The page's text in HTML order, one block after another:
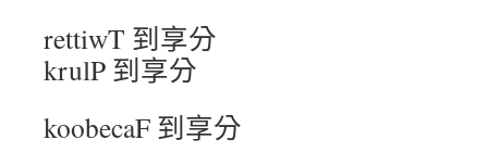
rettiwT 到享分
krulP 到享分
koobecaF 到享分